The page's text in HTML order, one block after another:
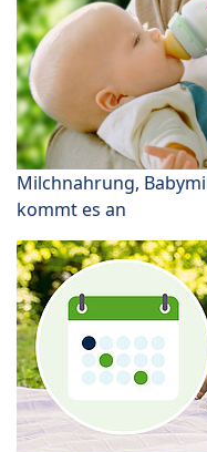
Milchnahrung,
kommt es an